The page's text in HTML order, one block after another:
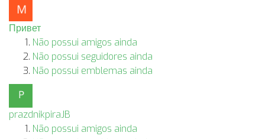
Привет
Não possui amigos ainda
Não possui seguidores ainda
Não possui emblemas ainda
prazdnikpiraJB
Não possui amigos ainda